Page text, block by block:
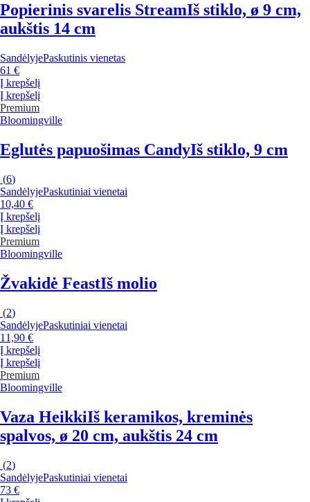
Popierinis svarelis StreamIš stiklo, ø 9 cm,
aukštis 14 cm
SandėlyjePaskutinis vienetas
61 €
Į krepšelį
Į krepšelį
Premium
Bloomingville
Eglutės papuošimas CandyIš stiklo, 9 cm
(6)
SandėlyjePaskutiniai vienetai
10,40 €
Į krepšelį
Į krepšelį
Premium
Bloomingville
Žvakidė FeastIš molio
(2)
SandėlyjePaskutiniai vienetai
11,90 €
Į krepšelį
Į krepšelį
Premium
Bloomingville
Vaza HeikkiIš keramikos, kreminės
spalvos, ø 20 cm, aukštis 24 cm
(2)
SandėlyjePaskutiniai vienetai
73 €